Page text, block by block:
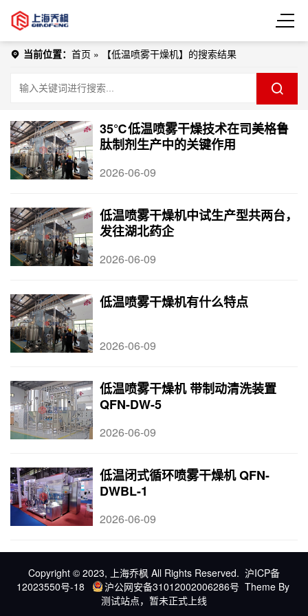
当前位置： 首页 » 【低温喷雾干燥机】的搜索结果
35℃低温喷雾干燥技术在司美格鲁
肽制剂生产中的关键作用
2026-06-09
低温喷雾干燥机中试生产型共两台，
发往湖北药企
2026-06-09
低温喷雾干燥机有什么特点
2026-06-09
低温喷雾干燥机 带制动清洗装置
QFN-DW-5
2026-06-09
低温闭式循环喷雾干燥机 QFN-
DWBL-1
2026-06-09
Copyright © 2023, 上海乔枫 All Rights Reserved. 沪ICP备
12023550号-18
沪公网安备31012002006286号 Theme By
测试站点，暂未正式上线